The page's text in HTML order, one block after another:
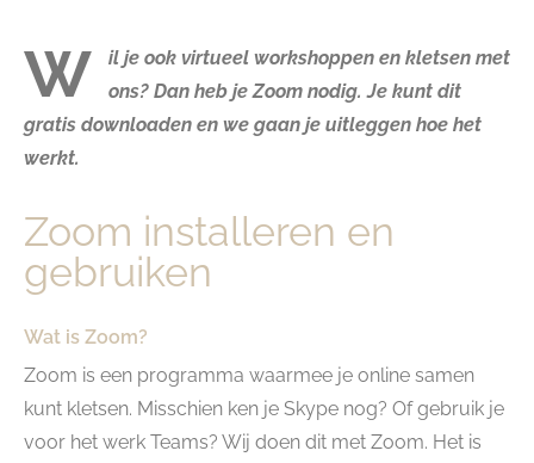
W
il je ook virtueel workshoppen en kletsen met
ons? Dan heb je Zoom nodig. Je kunt dit
gratis downloaden en we gaan je uitleggen hoe het
werkt.
Zoom installeren en
gebruiken
Wat is Zoom?
Zoom is een programma waarmee je online samen
kunt kletsen. Misschien ken je Skype nog? Of gebruik je
voor het werk Teams? Wij doen dit met Zoom. Het is